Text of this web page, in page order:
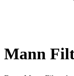
Mann